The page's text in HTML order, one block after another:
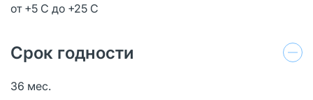
от +5 С до +25 С
Срок годности
36 мес.